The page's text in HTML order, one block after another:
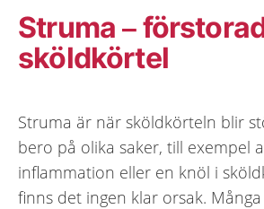
Struma –
sköldkörtel
Struma är när sköldkörteln blir
bero på olika saker, till exempel
inflammation eller en knöl i
finns det ingen klar orsak.